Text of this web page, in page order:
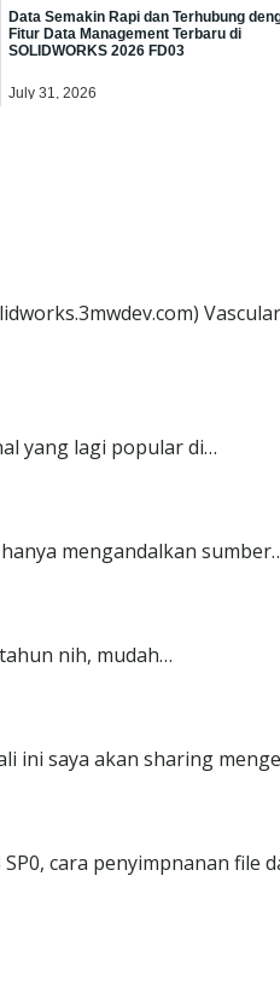
Data Semakin Rapi dan Terhubung
Fitur Data Management Terbaru di
SOLIDWORKS 2026 FD03
July 31, 2026
yang lagi popular di…
mengandalkan
nih, mudah…
ini saya akan sharing
cara penyimpnanan file